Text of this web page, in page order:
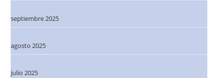
septiembre 2025
agosto 2025
julio 2025